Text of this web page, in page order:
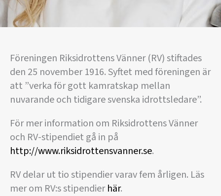
Föreningen Riksidrottens Vänner (RV) stiftades
den 25 november 1916. Syftet med föreningen är
att ”verka för gott kamratskap mellan
nuvarande och tidigare svenska idrottsledare”.
För mer information om Riksidrottens Vänner
och RV-stipendiet gå in på
http://www.riksidrottensvanner.se.
RV delar ut tio stipendier varav fem årligen. Läs
mer om RV:s stipendierhär.